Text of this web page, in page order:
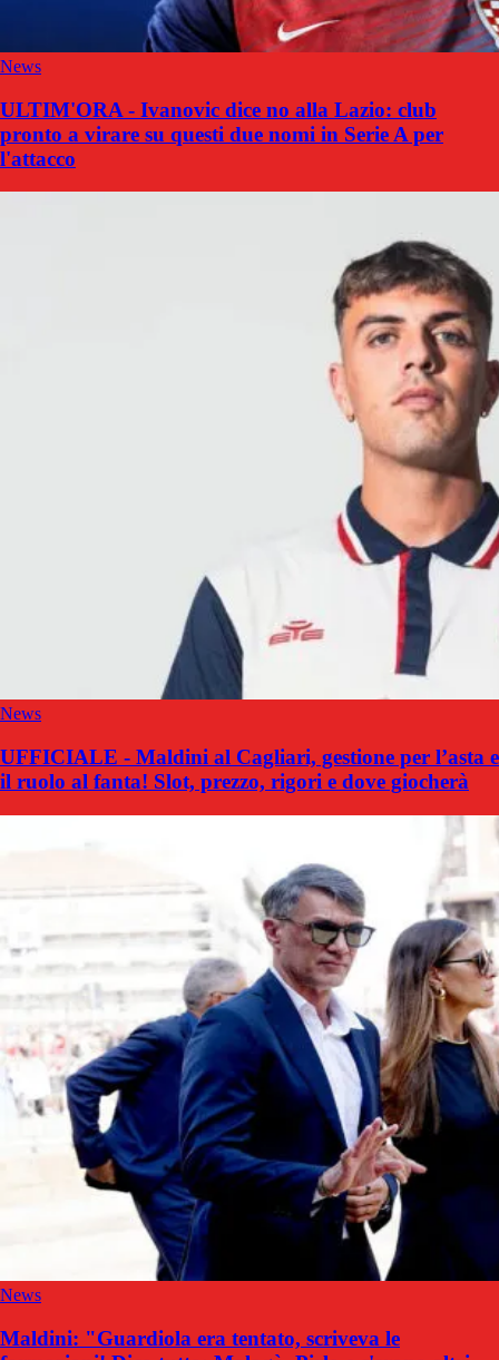
News
ULTIM'ORA - Ivanovic dice no alla Lazio: club
pronto a virare su questi due nomi in Serie A per
l'attacco
News
UFFICIALE - Maldini al Cagliari, gestione per l’asta e
il ruolo al fanta! Slot, prezzo, rigori e dove giocherà
News
Maldini: "Guardiola era tentato, scriveva le